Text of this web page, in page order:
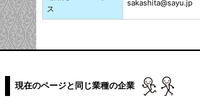
ス
sakashita@sayu.jp
現在のページと同じ業種の企業